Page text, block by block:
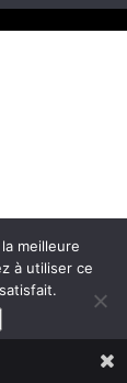
meilleure
à utiliser ce